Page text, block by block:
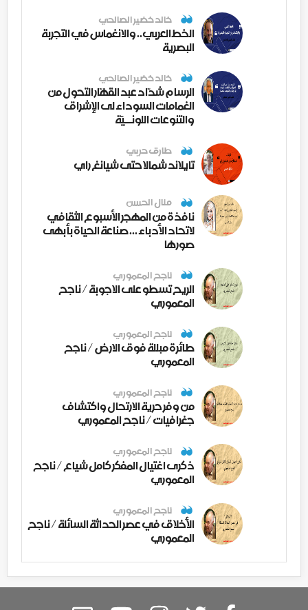
خالد خضير الصالحي
الخط العربي.. والانغماس في التجربة
البصرية
خالد خضير الصالحي
الرسام شدّاد عبد القهّار التحول من
الغمامات السوداء لى الإشراق
والتنوعات اللونــيّة
طارق حربي
تايلاند شمالا حتى شيانغ راي
منال الحسن
نافذة من المهجر الأسبوع الثقافي
لاتحاد الأدباء ... صناعة الحياة بأبهى
صورها
ناجح المعموري
الريح تسطو على الاجوبة / ناجح
المعموري
ناجح المعموري
طائرة مبللة فوق الارض / ناجح
المعموري
ناجح المعموري
من وفر حرية الارتحال واكتشاف
جغرافيات / ناجح المعموري
ناجح المعموري
ذكرى اغتيال المفكر كامل شياع / ناجح
المعموري
ناجح المعموري
الأخلاق في عصر الحداثة السائلة / ناجح
المعموري